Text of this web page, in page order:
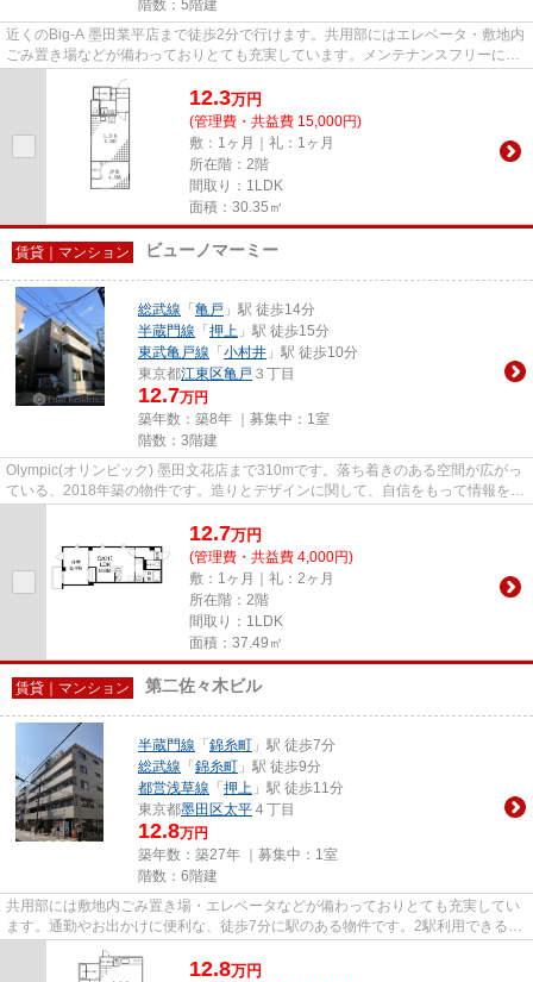
階数：5階建
近くのBig-A 墨田業平店まで徒歩2分で行けます。共用部にはエレベータ・敷地内
ごみ置き場などが備わっておりとても充実しています。メンテナンスフリーにな
ることが外観タイル張りの魅...
12.3万円
(管理費・共益費 15,000円)
敷：1ヶ月｜礼：1ヶ月
所在階：2階
間取り：1LDK
面積：30.35㎡
賃貸｜マンション ビューノマーミー
総武線 「 亀戸 」駅 徒歩14分
半蔵門線 「 押上 」駅 徒歩15分
東武亀戸線 「 小村井 」駅 徒歩10分
東京都江東区亀戸 ３丁目
12.7万円
築年数：築8年 ｜募集中： 1室
階数：3階建
Olympic(オリンピック) 墨田文花店まで310mです。落ち着きのある空間が広がっ
ている、2018年築の物件です。造りとデザインに関して、自信をもって情報を提
12.7万円
(管理費・共益費 4,000円)
敷：1ヶ月｜礼：2ヶ月
所在階：2階
間取り：1LDK
面積：37.49㎡
賃貸｜マンション 第二佐々木ビル
半蔵門線 「 錦糸町 」駅 徒歩7分
総武線 「 錦糸町 」駅 徒歩9分
都営浅草線 「 押上 」駅 徒歩11分
東京都墨田区太平 ４丁目
12.8万円
築年数：築27年 ｜募集中： 1室
階数：6階建
共用部には敷地内ごみ置き場・エレベータなどが備わっておりとても充実してい
ます。通勤やお出かけに便利な、徒歩7分に駅のある物件です。2駅利用できる場
所にあるので利便性が高いで...
12.8万円